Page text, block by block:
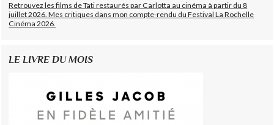
Retrouvez les films de Tati restaurés par Carlotta au cinéma à partir du 8
juillet 2026. Mes critiques dans mon compte-rendu du Festival La Rochelle
Cinéma 2026.
LE LIVRE DU MOIS